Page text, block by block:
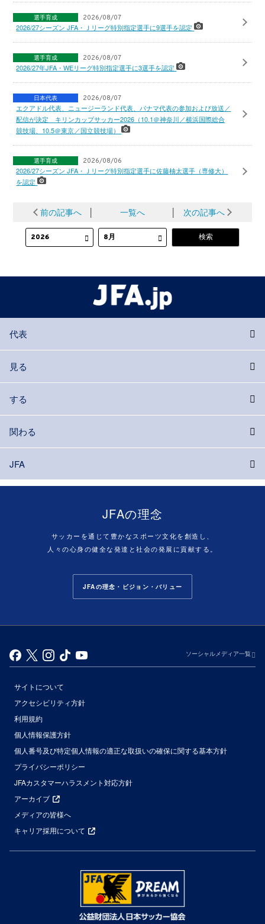
選手育成 2026/08/07
2026/27シーズン JFA・Ｊリーグ特別指定選手に9選手を認定
選手育成 2026/08/07
2026/27年JFA・WEリーグ特別指定選手に3選手を認定
日本代表 2026/08/07
エクアドル代表、ニュージーランド代表、パナマ代表の参加および放送／
配信が決定 キリンカップサッカー2026（10.1＠神奈川／横浜国際総合
競技場、10.5＠東京／国立競技場）
選手育成 2026/08/06
2026/27シーズン JFA・Ｊリーグ特別指定選手に佐藤柚太選手（専修大）
を認定
前の記事へ │ 一覧へ │ 次の記事へ
代表
見る
する
関わる
JFA
JFAの理念
サッカーを通じて豊かなスポーツ文化を創造し、
人々の心身の健全な発達と社会の発展に貢献する。
JFAの理念・ビジョン・バリュー
ソーシャルメディア一覧
サイトについて
アクセシビリティ方針
利用規約
個人情報保護方針
個人番号及び特定個人情報の適正な取扱いの確保に関する基本方針
プライバシーポリシー
JFAカスタマーハラスメント対応方針
アーカイブ
メディアの皆様へ
キャリア採用について